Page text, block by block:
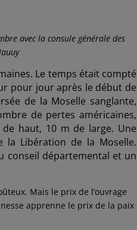
avec la consule générale des
Le temps était compté
pour jour après le début de
de la Moselle sanglante,
de pertes américaines,
haut, 10 m de large. Une
la Libération de la Moselle.
conseil départemental et un
Mais le prix de l’ouvrage
apprenne le prix de la paix